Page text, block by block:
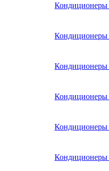
Кондиционеры
Кондиционеры
Кондиционеры
Кондиционеры
Кондиционеры